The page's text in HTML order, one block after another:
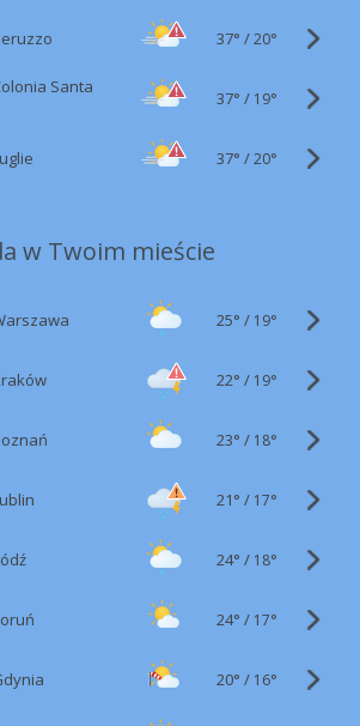
37° /20°
Santa
37° / 19°
37° /20°
w Twoim mieście
25° / 19°
22° / 19°
23° / 18°
21° / 17°
24° / 18°
24° / 17°
20° / 16°